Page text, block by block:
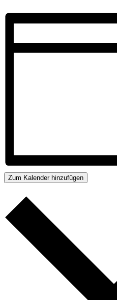
Zum Kalender hinzufügen